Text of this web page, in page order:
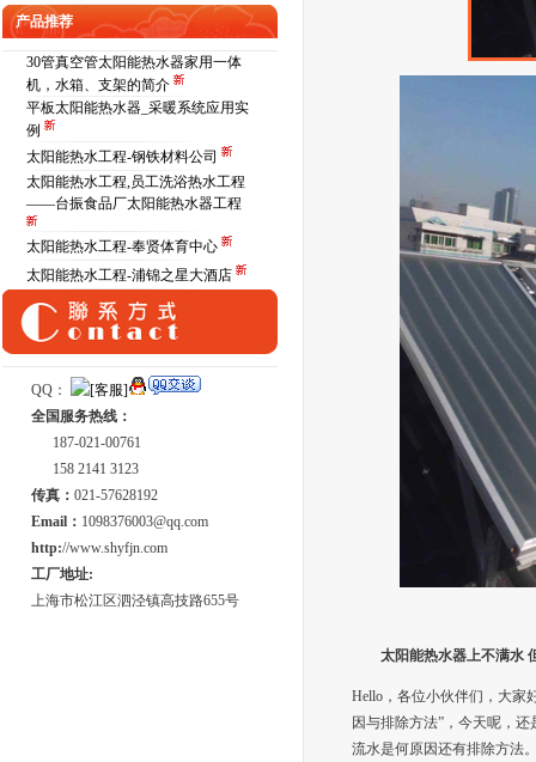
产品推荐
30管真空管太阳能热水器家用一体
机，水箱、支架的简介
平板太阳能热水器_采暖系统应用实
例
太阳能热水工程-钢铁材料公司
太阳能热水工程,员工洗浴热水工程
——台振食品厂太阳能热水器工程
太阳能热水工程-奉贤体育中心
太阳能热水工程-浦锦之星大酒店
QQ：
全国服务热线：
187-021-00761
158 2141 3123
传真： 021-57628192
Email： 1098376003@qq.com
http://www.shyfjn.com
工厂地址:
上海市松江区泗泾镇高技路655号
太阳能热水器上不满水
Hello，各位小伙伴们，大家
因与排除方法”，今天呢，
流水是何原因还有排除方法